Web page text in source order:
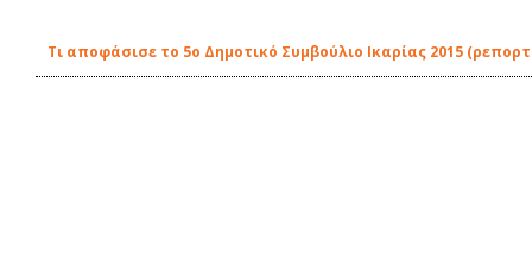
Τι αποφάσισε το 5ο Δημοτικό Συμβούλιο Ικαρίας 2015